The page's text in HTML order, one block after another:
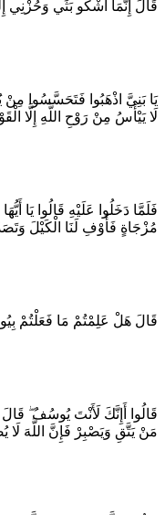
قَالَ إِنَّمَا أَشْكُو بَثِّي وَحُزْنِي
يَا بَنِيَّ اذْهَبُوا فَتَحَسَّسُوا مِنْ
لَا يَيْأَسُ مِنْ رَوْحِ اللَّهِ إِلَّا
فَلَمَّا دَخَلُوا عَلَيْهِ قَالُوا يَا
مُزْجَاةٍ فَأَوْفِ لَنَا الْكَيْلَ
قَالَ هَلْ عَلِمْتُمْ مَا فَعَلْتُمْ
قَالُوا أَإِنَّكَ لَأَنْتَ يُوسُفُ
مَنْ يَتَّقِ وَيَصْبِرْ فَإِنَّ اللَّهَ لَا